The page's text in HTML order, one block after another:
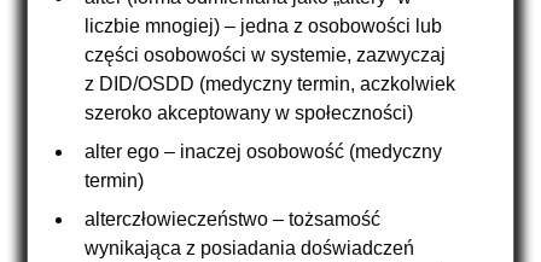
liczbie mnogiej) – jedna z osobowości lub
części osobowości w systemie, zazwyczaj
z DID/OSDD (medyczny termin, aczkolwiek
szeroko akceptowany w społeczności)
alter ego – inaczej osobowość (medyczny
termin)
alterczłowieczeństwo – tożsamość
wynikająca z posiadania doświadczeń